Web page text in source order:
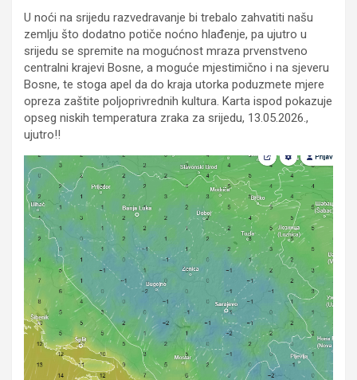
U noći na srijedu razvedravanje bi trebalo zahvatiti našu
zemlju što dodatno potiče noćno hlađenje, pa ujutro u
srijedu se spremite na mogućnost mraza prvenstveno
centralni krajevi Bosne, a moguće mjestimično i na sjeveru
Bosne, te stoga apel da do kraja utorka poduzmete mjere
opreza zaštite poljoprivrednih kultura. Karta ispod pokazuje
opseg niskih temperatura zraka za srijedu, 13.05.2026.,
ujutro!!